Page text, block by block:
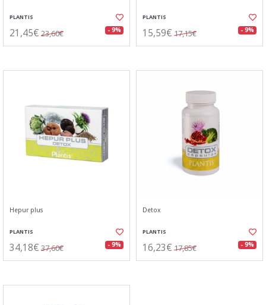
PLANTIS
21,45€ 23,60€ - 9%
PLANTIS
15,59€ 17,15€ - 9%
Hepur plus
PLANTIS
34,18€ 37,60€ - 9%
Detox
PLANTIS
16,23€ 17,85€ - 9%